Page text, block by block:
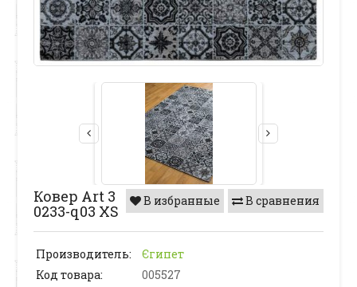
В сравнения
В избранные
Ковер Art 3
0233-q03 XS
Производитель:
Єгипет
Код товара:
005527